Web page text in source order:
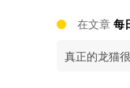
在文章 每
真正的龙猫